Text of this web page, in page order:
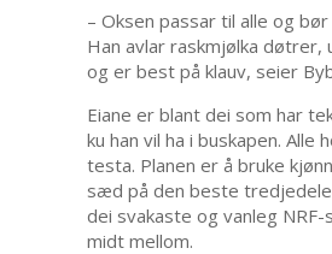
– Oksen passar til alle og
Han avlar raskmjølka døtrer,
og er best på klauv, seier
Eiane er blant dei som har
ku han vil ha i buskapen. Alle
testa. Planen er å bruke
sæd på den beste
dei svakaste og vanleg
midt mellom.